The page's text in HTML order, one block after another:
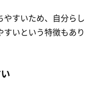
やすいため、自分らし
いという特徴もあり